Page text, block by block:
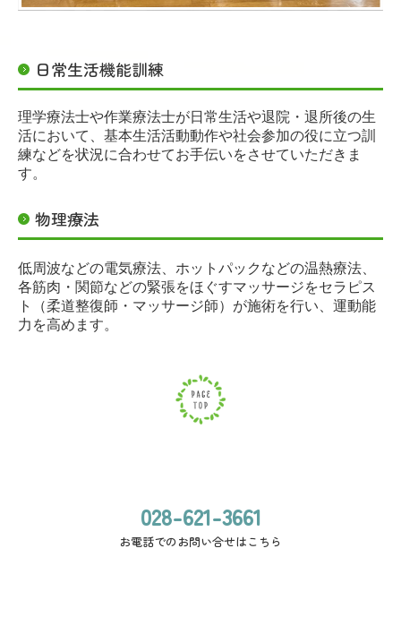
日常生活機能訓練
理学療法士や作業療法士が日常生活や退院・退所後の生
活において、基本生活活動動作や社会参加の役に立つ訓
練などを状況に合わせてお手伝いをさせていただきま
す。
物理療法
低周波などの電気療法、ホットパックなどの温熱療法、
各筋肉・関節などの緊張をほぐすマッサージをセラピス
ト（柔道整復師・マッサージ師）が施術を行い、運動能
力を高めます。
028-621-3661
お電話でのお問い合せはこちら